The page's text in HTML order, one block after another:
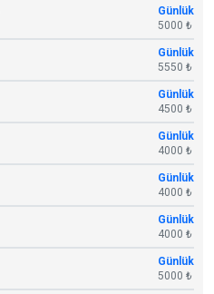
Günlük
5000 ₺
Günlük
5550 ₺
Günlük
4500 ₺
Günlük
4000 ₺
Günlük
4000 ₺
Günlük
4000 ₺
Günlük
5000 ₺